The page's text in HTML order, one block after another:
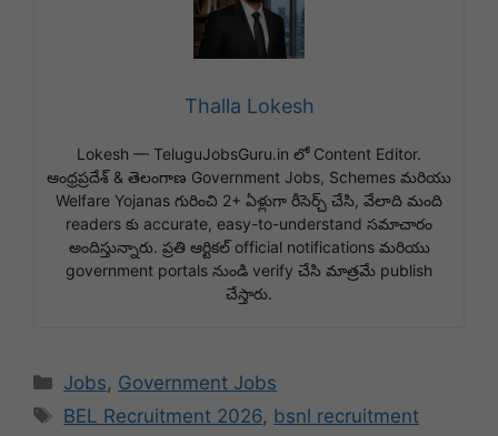
Thalla Lokesh
Lokesh — TeluguJobsGuru.in లో Content Editor.
ఆంధ్రప్రదేశ్ & తెలంగాణ Government Jobs, Schemes మరియు
Welfare Yojanas గురించి 2+ ఏళ్లుగా రీసెర్చ్ చేసి, వేలాది మంది
readers కు accurate, easy-to-understand సమాచారం
అందిస్తున్నారు. ప్రతి ఆర్టికల్ official notifications మరియు
government portals నుండి verify చేసి మాత్రమే publish
చేస్తారు.
Categories
Jobs, Government Jobs
Tags
BEL Recruitment 2026, bsnl recruitment